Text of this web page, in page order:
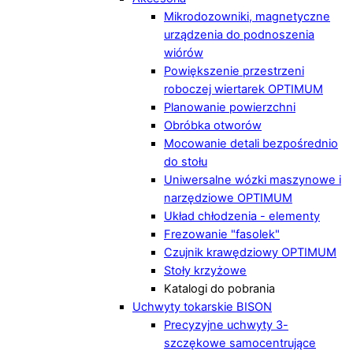
Mikrodozowniki, magnetyczne
urządzenia do podnoszenia
wiórów
Powiększenie przestrzeni
roboczej wiertarek OPTIMUM
Planowanie powierzchni
Obróbka otworów
Mocowanie detali bezpośrednio
do stołu
Uniwersalne wózki maszynowe i
narzędziowe OPTIMUM
Układ chłodzenia - elementy
Frezowanie "fasolek"
Czujnik krawędziowy OPTIMUM
Stoły krzyżowe
Katalogi do pobrania
Uchwyty tokarskie BISON
Precyzyjne uchwyty 3-
szczękowe samocentrujące